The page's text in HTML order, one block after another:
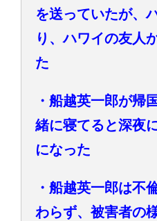
を送っていたが、
り、ハワイの友人
た
・船越英一郎が帰
緒に寝てると深夜
になった
・船越英一郎は不
わらず、被害者の